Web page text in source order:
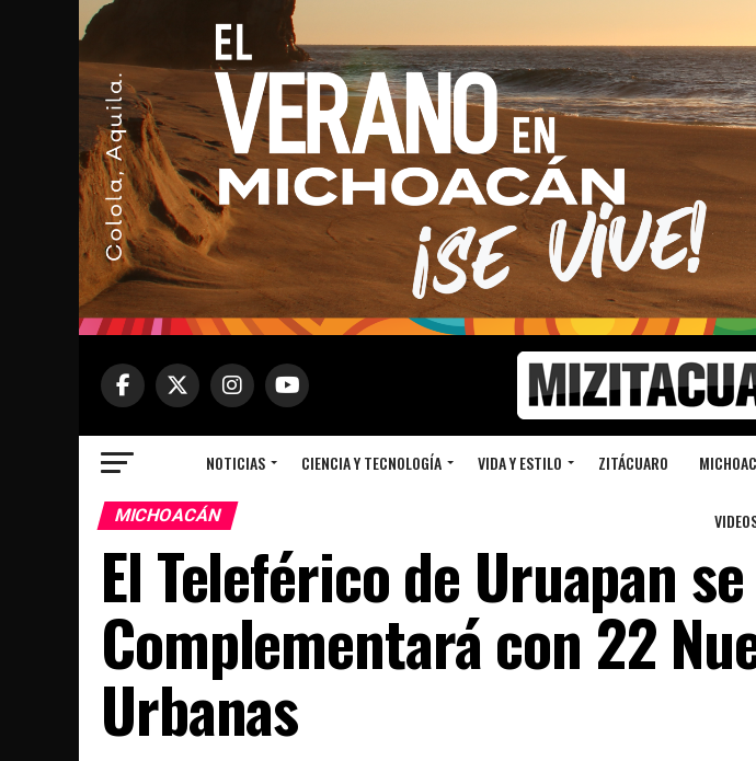
NOTICIAS CIENCIA Y TECNOLOGÍA VIDA Y ESTILO ZITÁCUARO
MICHOACÁN
El Teleférico de Uruapan se
Complementará con 22
Urbanas